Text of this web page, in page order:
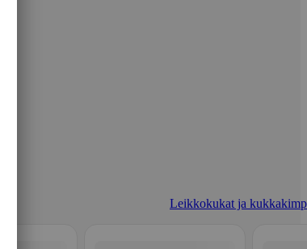
Leikkokukat ja